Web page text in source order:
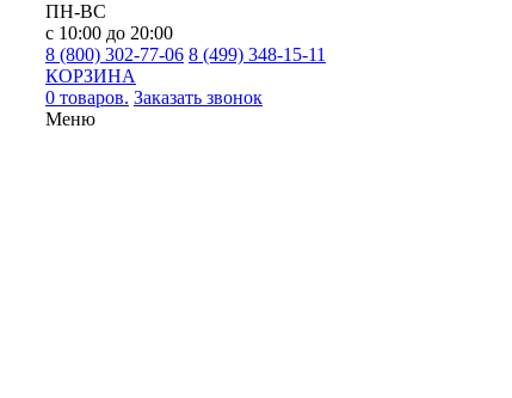
ПН-ВС
с 10:00 до 20:00
8 (800) 302-77-06 8 (499) 348-15-11
КОРЗИНА
0 товаров. Заказать звонок
Меню